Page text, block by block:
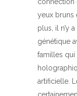
yeux bruns
plus, il n’y
génétique
familles
artificielle.